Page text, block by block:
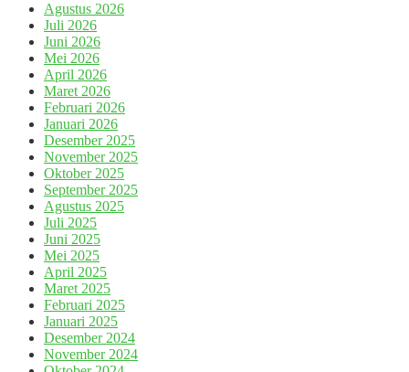
Agustus 2026
Juli 2026
Juni 2026
Mei 2026
April 2026
Maret 2026
Februari 2026
Januari 2026
Desember 2025
November 2025
Oktober 2025
September 2025
Agustus 2025
Juli 2025
Juni 2025
Mei 2025
April 2025
Maret 2025
Februari 2025
Januari 2025
Desember 2024
November 2024